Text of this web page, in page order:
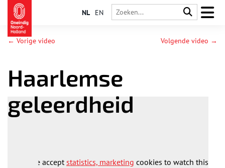
NL EN
← Vorige video Volgende video →
Haarlemse
geleerdheid
Please acceptstatistics, marketing cookies to watch this